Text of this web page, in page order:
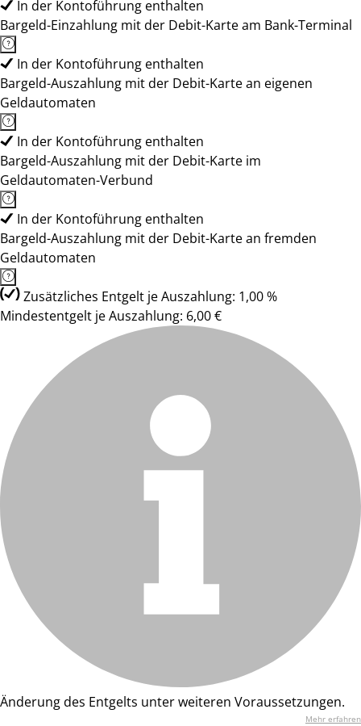
In der Kontoführung enthalten
Bargeld-Einzahlung mit der Debit-Karte am Bank-Terminal
In der Kontoführung enthalten
Bargeld-Auszahlung mit der Debit-Karte an eigenen
Geldautomaten
In der Kontoführung enthalten
Bargeld-Auszahlung mit der Debit-Karte im
Geldautomaten-Verbund
In der Kontoführung enthalten
Bargeld-Auszahlung mit der Debit-Karte an fremden
Geldautomaten
Zusätzliches Entgelt je Auszahlung: 1,00 %
Mindestentgelt je Auszahlung: 6,00 €
Änderung des Entgelts unter weiteren Voraussetzungen.
Mehr erfahren